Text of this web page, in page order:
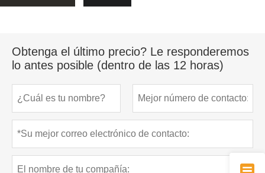
Obtenga el último precio? Le responderemos
lo antes posible (dentro de las 12 horas)